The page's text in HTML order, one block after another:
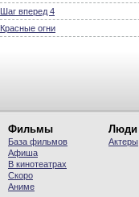
Шаг вперед 4
Красные огни
Фильмы
База фильмов
Афиша
В кинотеатрах
Скоро
Аниме
Люди
Актеры